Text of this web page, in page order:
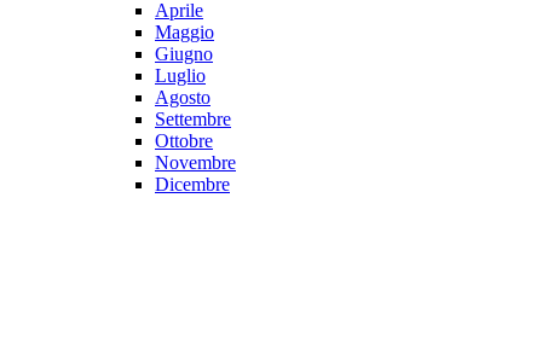
Aprile
Maggio
Giugno
Luglio
Agosto
Settembre
Ottobre
Novembre
Dicembre